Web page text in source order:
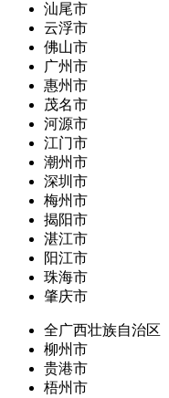
汕尾市
云浮市
佛山市
广州市
惠州市
茂名市
河源市
江门市
潮州市
深圳市
梅州市
揭阳市
湛江市
阳江市
珠海市
肇庆市
全广西壮族自治区
柳州市
贵港市
梧州市